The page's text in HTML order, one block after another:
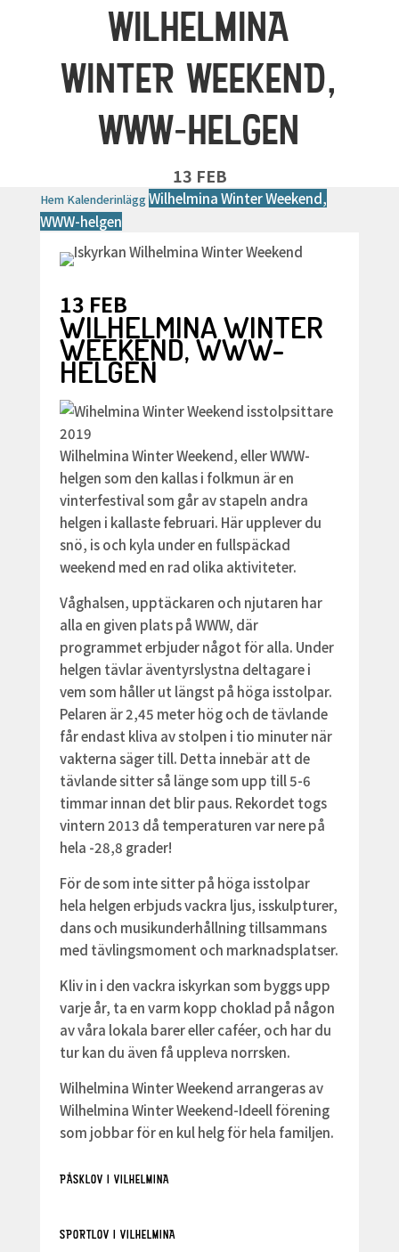
WILHELMINA
WINTER WEEKEND,
WWW-HELGEN
13 FEB
Hem KalenderinläggWilhelmina Winter Weekend,
WWW-helgen
13 FEB
WILHELMINA WINTER
WEEKEND, WWW-
HELGEN
Wilhelmina Winter Weekend, eller WWW-
helgen som den kallas i folkmun är en
vinterfestival som går av stapeln andra
helgen i kallaste februari. Här upplever du
snö, is och kyla under en fullspäckad
weekend med en rad olika aktiviteter.
Våghalsen, upptäckaren och njutaren har
alla en given plats på WWW, där
programmet erbjuder något för alla. Under
helgen tävlar äventyrslystna deltagare i
vem som håller ut längst på höga isstolpar.
Pelaren är 2,45 meter hög och de tävlande
får endast kliva av stolpen i tio minuter när
vakterna säger till. Detta innebär att de
tävlande sitter så länge som upp till 5-6
timmar innan det blir paus. Rekordet togs
vintern 2013 då temperaturen var nere på
hela -28,8 grader!
För de som inte sitter på höga isstolpar
hela helgen erbjuds vackra ljus, isskulpturer,
dans och musikunderhållning tillsammans
med tävlingsmoment och marknadsplatser.
Kliv in i den vackra iskyrkan som byggs upp
varje år, ta en varm kopp choklad på någon
av våra lokala barer eller caféer, och har du
tur kan du även få uppleva norrsken.
Wilhelmina Winter Weekend arrangeras av
Wilhelmina Winter Weekend-Ideell förening
som jobbar för en kul helg för hela familjen.
PÅSKLOV I VILHELMINA
SPORTLOV I VILHELMINA